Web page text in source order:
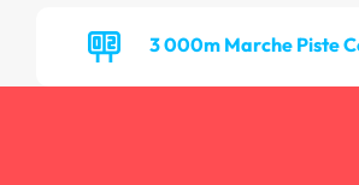
3 000m Marche Piste